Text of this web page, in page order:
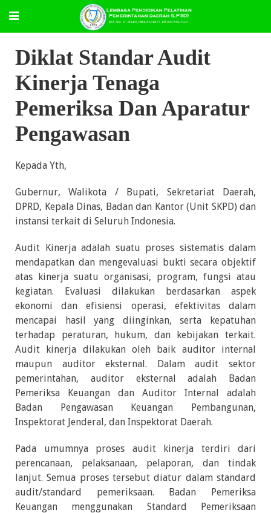
Diklat Standar Audit
Kinerja Tenaga
Pemeriksa Dan Aparatur
Pengawasan
Kepada Yth,
Gubernur, Walikota / Bupati, Sekretariat Daerah,
DPRD, Kepala Dinas, Badan dan Kantor (Unit SKPD) dan
instansi terkait di Seluruh Indonesia.
Audit Kinerja adalah suatu proses sistematis dalam
mendapatkan dan mengevaluasi bukti secara objektif
atas kinerja suatu organisasi, program, fungsi atau
kegiatan. Evaluasi dilakukan berdasarkan aspek
ekonomi dan efisiensi operasi, efektivitas dalam
mencapai hasil yang diinginkan, serta kepatuhan
terhadap peraturan, hukum, dan kebijakan terkait.
Audit kinerja dilakukan oleh baik auditor internal
maupun auditor eksternal. Dalam audit sektor
pemerintahan, auditor eksternal adalah Badan
Pemeriksa Keuangan dan Auditor Internal adalah
Badan Pengawasan Keuangan Pembangunan,
Inspektorat Jenderal, dan Inspektorat Daerah.
Pada umumnya proses audit kinerja terdiri dari
perencanaan, pelaksanaan, pelaporan, dan tindak
lanjut. Semua proses tersebut diatur dalam standard
audit/standard pemeriksaan. Badan Pemeriksa
Keuangan menggunakan Standard Pemeriksaan